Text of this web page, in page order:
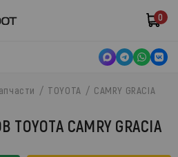
0
TOYOTA
CAMRY GRACIA
CAMRY GRACIA